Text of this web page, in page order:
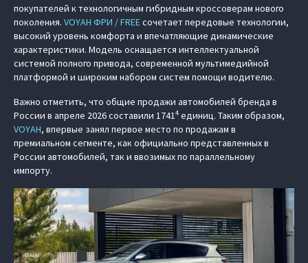
покупателей к технологичным гибридным кроссоверам нового
поколения. VOYAH ФРИ / FREEсочетает передовые технологии,
высокий уровень комфорта и впечатляющие динамические
характеристики. Модель оснащается интеллектуальной
системой полного привода, современной мультимедийной
платформой и широким набором систем помощи водителю.
Важно отметить, что общие продажи автомобилей бренда в
России в апреле 2026 составили 17414 единиц. Таким образом,
VOYAH, впервые занял первое место по продажам в
премиальном сегменте, как официально представленных в
России автомобилей, так и ввозимых по параллельному
импорту.